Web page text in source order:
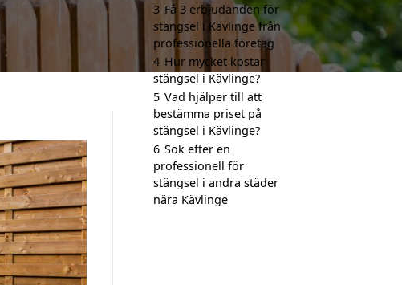
3 Få 3 erbjudanden för
stängsel i Kävlinge från
professionella företag
4 Hur mycket kostar
stängsel i Kävlinge?
5 Vad hjälper till att
bestämma priset på
stängsel i Kävlinge?
6 Sök efter en
professionell för
stängsel i andra städer
nära Kävlinge